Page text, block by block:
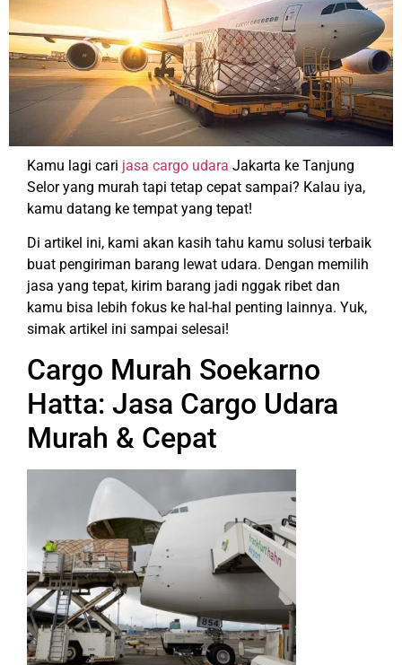
Kamu lagi cari jasa cargo udara Jakarta ke Tanjung
Selor yang murah tapi tetap cepat sampai? Kalau iya,
kamu datang ke tempat yang tepat!
Di artikel ini, kami akan kasih tahu kamu solusi terbaik
buat pengiriman barang lewat udara. Dengan memilih
jasa yang tepat, kirim barang jadi nggak ribet dan
kamu bisa lebih fokus ke hal-hal penting lainnya. Yuk,
simak artikel ini sampai selesai!
Cargo Murah Soekarno
Hatta: Jasa Cargo Udara
Murah & Cepat